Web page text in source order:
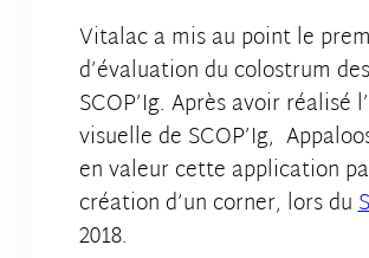
Vitalac a mis au point le
d’évaluation du colostrum
SCOP’Ig. Après avoir réalisé
visuelle de SCOP’Ig,
en valeur cette application
création d’un corner, lors du
2018.